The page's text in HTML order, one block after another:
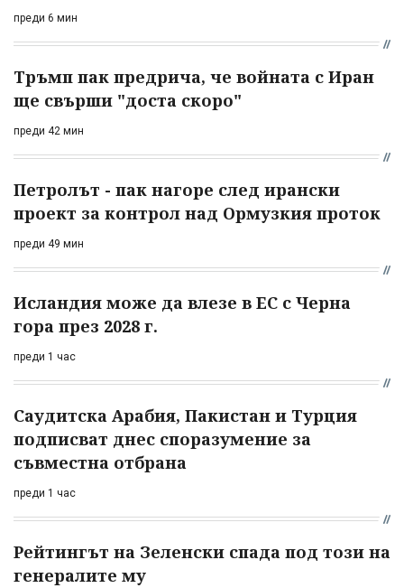
преди 6 мин
Тръмп пак предрича, че войната с Иран
ще свърши "доста скоро"
преди 42 мин
Петролът - пак нагоре след ирански
проект за контрол над Ормузкия проток
преди 49 мин
Исландия може да влезе в ЕС с Черна
гора през 2028 г.
преди 1 час
Саудитска Арабия, Пакистан и Турция
подписват днес споразумение за
съвместна отбрана
преди 1 час
Рейтингът на Зеленски спада под този на
генералите му